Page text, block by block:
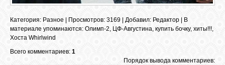
Категория: Разное Просмотров: 3169 | Добавил: Редактор
В
материале упоминаются: Олимп-2, ЦФ-Августина, купить бочку, хиты!!!,
Хоста Whirlwind
Всего комментариев: 1
Порядок вывода комментариев: